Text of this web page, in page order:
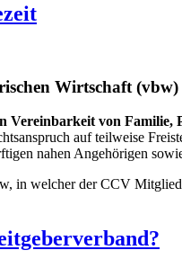
Wirtschaft (vbw)
Vereinbarkeit von Familie,
auf teilweise
nahen Angehörigen
in welcher der CCV